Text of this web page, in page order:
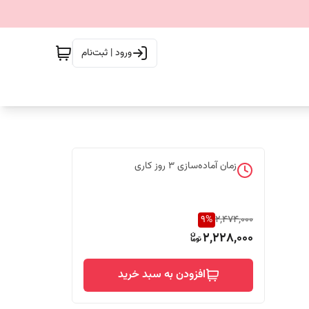
ورود | ثبت‌نام
زمان آماده‌سازی3 روز کاری
2,474,000
9%
2,228,000
افزودن به سبد خرید